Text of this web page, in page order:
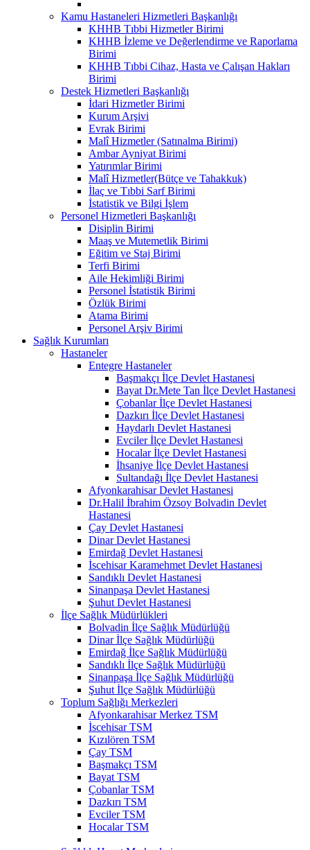
Kamu Hastaneleri Hizmetleri Başkanlığı
KHHB Tıbbi Hizmetler Birimi
KHHB İzleme ve Değerlendirme ve Raporlama
Birimi
KHHB Tıbbi Cihaz, Hasta ve Çalışan Hakları
Birimi
Destek Hizmetleri Başkanlığı
İdari Hizmetler Birimi
Kurum Arşivi
Evrak Birimi
Malî Hizmetler (Satınalma Birimi)
Ambar Ayniyat Birimi
Yatırımlar Birimi
Malî Hizmetler(Bütçe ve Tahakkuk)
İlaç ve Tıbbi Sarf Birimi
İstatistik ve Bilgi İşlem
Personel Hizmetleri Başkanlığı
Disiplin Birimi
Maaş ve Mutemetlik Birimi
Eğitim ve Staj Birimi
Terfi Birimi
Aile Hekimliği Birimi
Personel İstatistik Birimi
Özlük Birimi
Atama Birimi
Personel Arşiv Birimi
Sağlık Kurumları
Hastaneler
Entegre Hastaneler
Başmakçı İlçe Devlet Hastanesi
Bayat Dr.Mete Tan İlçe Devlet Hastanesi
Çobanlar İlçe Devlet Hastanesi
Dazkırı İlçe Devlet Hastanesi
Haydarlı Devlet Hastanesi
Evciler İlçe Devlet Hastanesi
Hocalar İlçe Devlet Hastanesi
İhsaniye İlçe Devlet Hastanesi
Sultandağı İlçe Devlet Hastanesi
Afyonkarahisar Devlet Hastanesi
Dr.Halil İbrahim Özsoy Bolvadin Devlet
Hastanesi
Çay Devlet Hastanesi
Dinar Devlet Hastanesi
Emirdağ Devlet Hastanesi
İscehisar Karamehmet Devlet Hastanesi
Sandıklı Devlet Hastanesi
Sinanpaşa Devlet Hastanesi
Şuhut Devlet Hastanesi
İlçe Sağlık Müdürlükleri
Bolvadin İlçe Sağlık Müdürlüğü
Dinar İlçe Sağlık Müdürlüğü
Emirdağ İlçe Sağlık Müdürlüğü
Sandıklı İlçe Sağlık Müdürlüğü
Sinanpaşa İlçe Sağlık Müdürlüğü
Şuhut İlçe Sağlık Müdürlüğü
Toplum Sağlığı Merkezleri
Afyonkarahisar Merkez TSM
İscehisar TSM
Kızılören TSM
Çay TSM
Başmakçı TSM
Bayat TSM
Çobanlar TSM
Dazkırı TSM
Evciler TSM
Hocalar TSM